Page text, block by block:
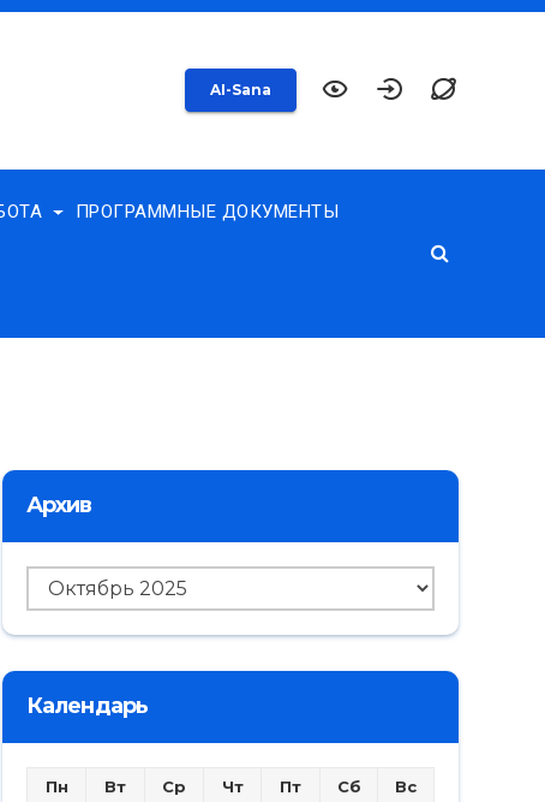
AI-Sana
ПРОГРАММНЫЕ ДОКУМЕНТЫ
Архив
Архив
Календарь
Пн Вт Ср Чт Пт Сб
Вс